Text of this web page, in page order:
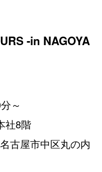
-in NAGOYA
～
社8階
屋市中区丸の内